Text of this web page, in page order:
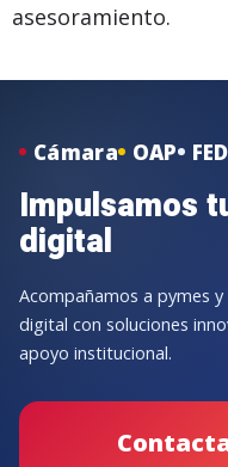
asesoramiento.
Cámara OAP
Impulsamos
digital
Acompañamos a pymes
digital con soluciones
apoyo institucional.